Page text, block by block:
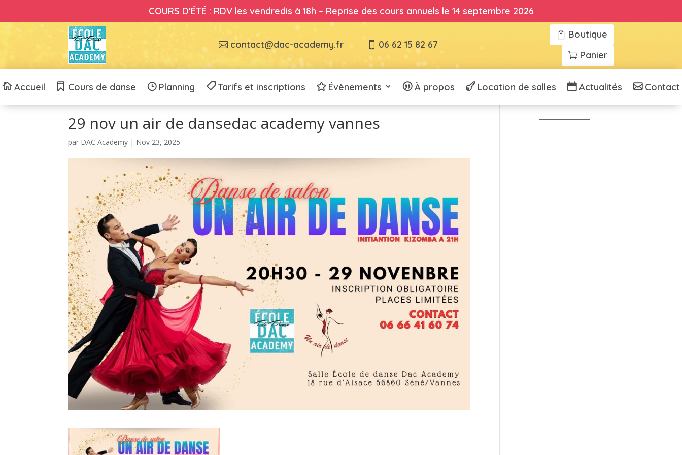
COURS D’ÉTÉ : RDV les vendredis à 18h – Reprise des cours annuels le 14 septembre 2026
contact@dac-academy.fr 06 62 15 82 67
Boutique
Panier
Accueil Cours de danse Planning Tarifs et inscriptions Évènements À propos Location de salles Actualités Contact
29 nov un air de dansedac academy vannes
par DAC Academy | Nov 23, 2025